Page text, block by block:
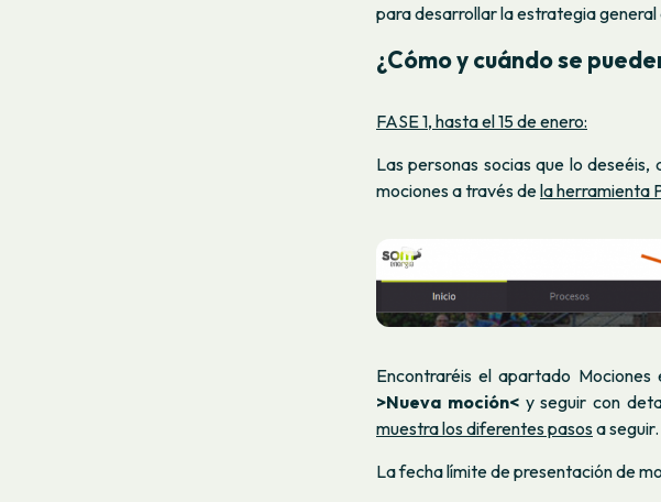
para desarrollar la estrategia
¿Cómo y cuándo se
FASE 1, hasta el 15 de enero:
Las personas socias que lo
mociones a través dela herramienta
Encontraréis el apartado
>Nueva moción<y seguir con
muestra los diferentes pasosa seguir.
La fecha límite de presentación de